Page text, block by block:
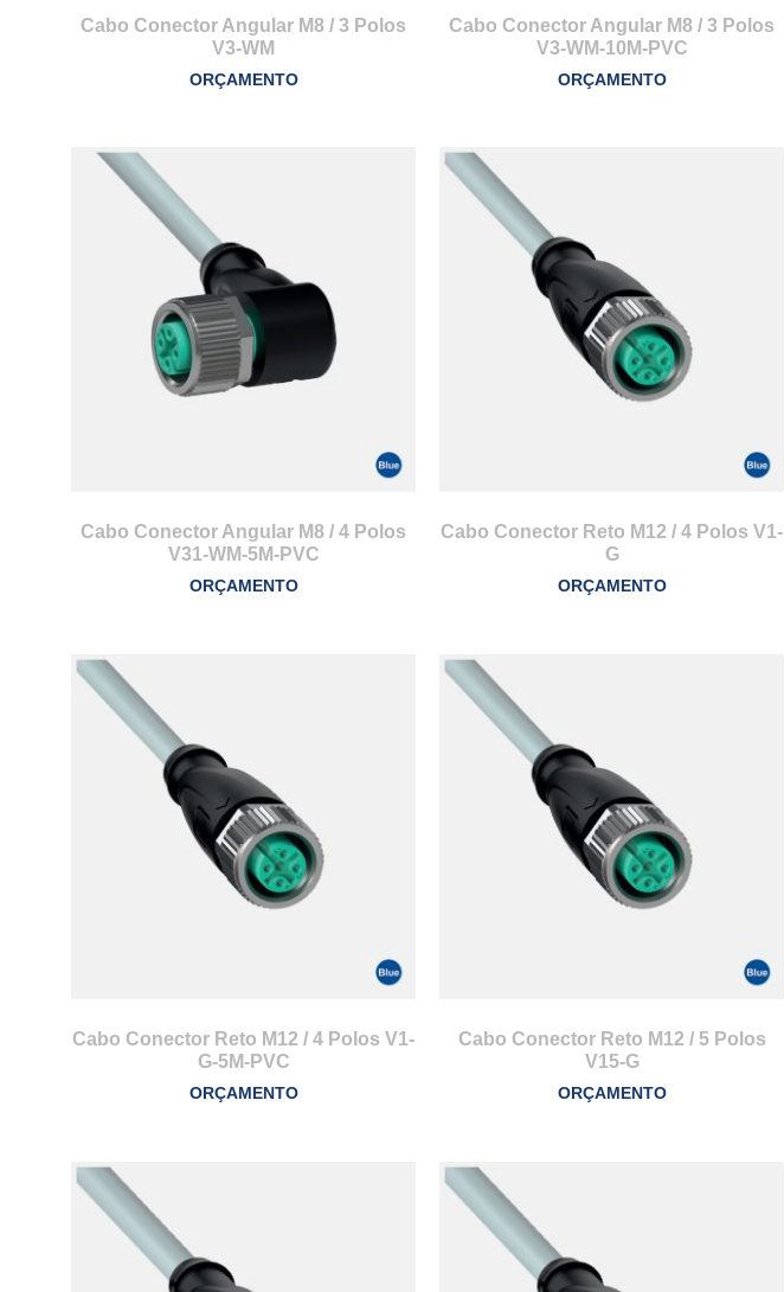
Cabo Conector Angular M8 / 3 Polos
V3-WM
ORÇAMENTO
Cabo Conector Angular M8 / 3 Polos
V3-WM-10M-PVC
ORÇAMENTO
Cabo Conector Angular M8 / 4 Polos
V31-WM-5M-PVC
ORÇAMENTO
Cabo Conector Reto M12 / 4 Polos V1-
G
ORÇAMENTO
Cabo Conector Reto M12 / 4 Polos V1-
G-5M-PVC
ORÇAMENTO
Cabo Conector Reto M12 / 5 Polos
V15-G
ORÇAMENTO